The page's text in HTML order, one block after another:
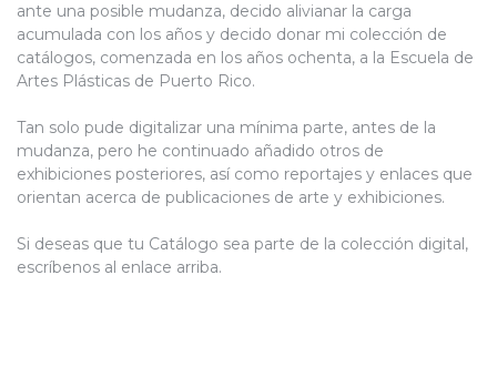
ante una posible mudanza, decido alivianar la carga
acumulada con los años y decido donar mi colección de
catálogos, comenzada en los años ochenta, a la Escuela de
Artes Plásticas de Puerto Rico.
Tan solo pude digitalizar una mínima parte, antes de la
mudanza, pero he continuado añadido otros de
exhibiciones posteriores, así como reportajes y enlaces que
orientan acerca de publicaciones de arte y exhibiciones.
Si deseas que tu Catálogo sea parte de la colección digital,
escríbenos al enlace arriba.